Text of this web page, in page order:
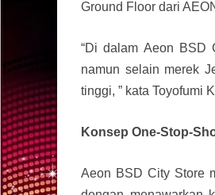
Ground Floor dari
“Di dalam Aeon BSD
namun selain merek
tinggi, ” kata Toyofumi
Konsep One-Stop-
Aeon BSD City Store